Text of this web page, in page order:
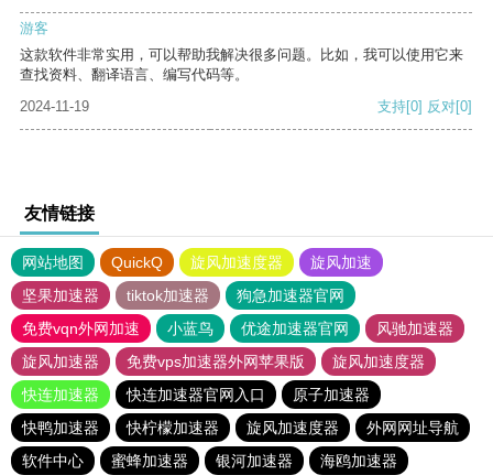
游客
这款软件非常实用，可以帮助我解决很多问题。比如，我可以使用它来
查找资料、翻译语言、编写代码等。
2024-11-19
支持[0] 反对[0]
友情链接
网站地图 QuickQ 旋风加速度器
旋风加速
坚果加速器
tiktok加速器
狗急加速器官网
免费vqn外网加速
小蓝鸟 优途加速器官网
风驰加速器
旋风加速器
免费vps加速器外网苹果版
旋风加速度器
快连加速器
快连加速器官网入口
原子加速器
快鸭加速器
快柠檬加速器 旋风加速度器
外网网址导航
软件中心
蜜蜂加速器 银河加速器
海鸥加速器